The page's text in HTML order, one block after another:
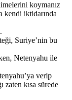
koymanız
kendi iktidarında
Suriye’nin bu
Netenyahu ile
verip
zaten kısa sürede